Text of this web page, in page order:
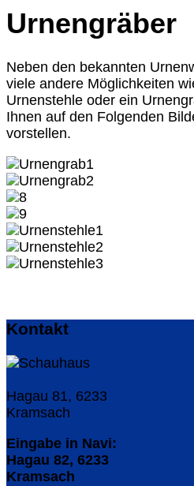
Urnengräber
Neben den bekannten
viele andere Möglichkeiten
Urnenstehle oder ein
Ihnen auf den Folgenden
vorstellen.
Kontakt
Hagau 81, 6233
Kramsach
Eingabe in Navi:
Hagau 82, 6233
Kramsach